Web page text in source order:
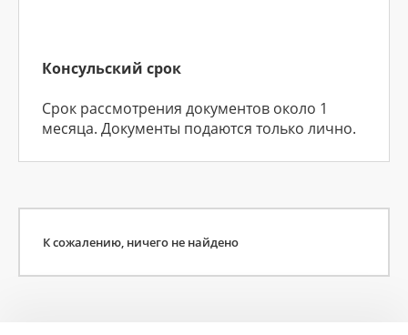
Консульский срок
Срок рассмотрения документов около 1
месяца. Документы подаются только лично.
К сожалению, ничего не найдено